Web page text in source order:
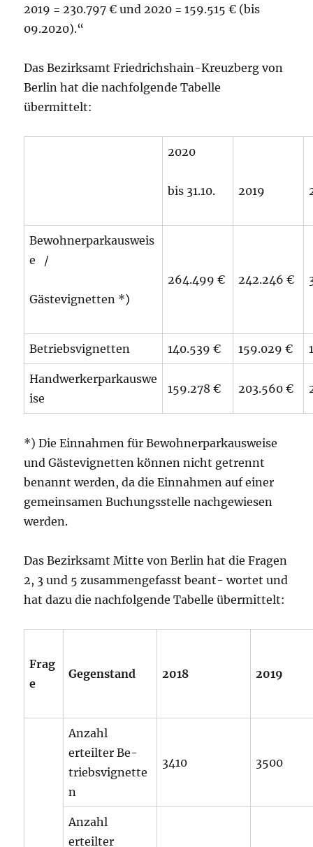
2019 = 230.797 € und 2020 = 159.515 € (bis
09.2020).“
Das Bezirksamt Friedrichshain-Kreuzberg von
Berlin hat die nachfolgende Tabelle
übermittelt:
2020
bis 31.10. 2019
Bewohnerparkausweis
e /
Gästevignetten *)
264.499 € 242.246 €
Betriebsvignetten 140.539 € 159.029 €
Handwerkerparkauswe
ise
159.278 € 203.560 €
*) Die Einnahmen für Bewohnerparkausweise
und Gästevignetten können nicht getrennt
benannt werden, da die Einnahmen auf einer
gemeinsamen Buchungsstelle nachgewiesen
werden.
Das Bezirksamt Mitte von Berlin hat die Fragen
2, 3 und 5 zusammengefasst beant- wortet und
hat dazu die nachfolgende Tabelle übermittelt:
Frag
e
Gegenstand 2018 2019
Anzahl
erteilter Be-
triebsvignette
n
3410 3500
Anzahl
erteilter